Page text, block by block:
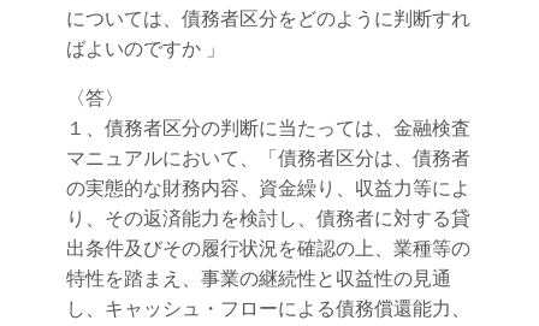
については、債務者区分をどのように判断すれ
ばよいのですか 」
〈答〉
１、債務者区分の判断に当たっては、金融検査
マニュアルにおいて、「債務者区分は、債務者
の実態的な財務内容、資金繰り、収益力等によ
り、その返済能力を検討し、債務者に対する貸
出条件及びその履行状況を確認の上、業種等の
特性を踏まえ、事業の継続性と収益性の見通
し、キャッシュ・フローによる債務償還能力、